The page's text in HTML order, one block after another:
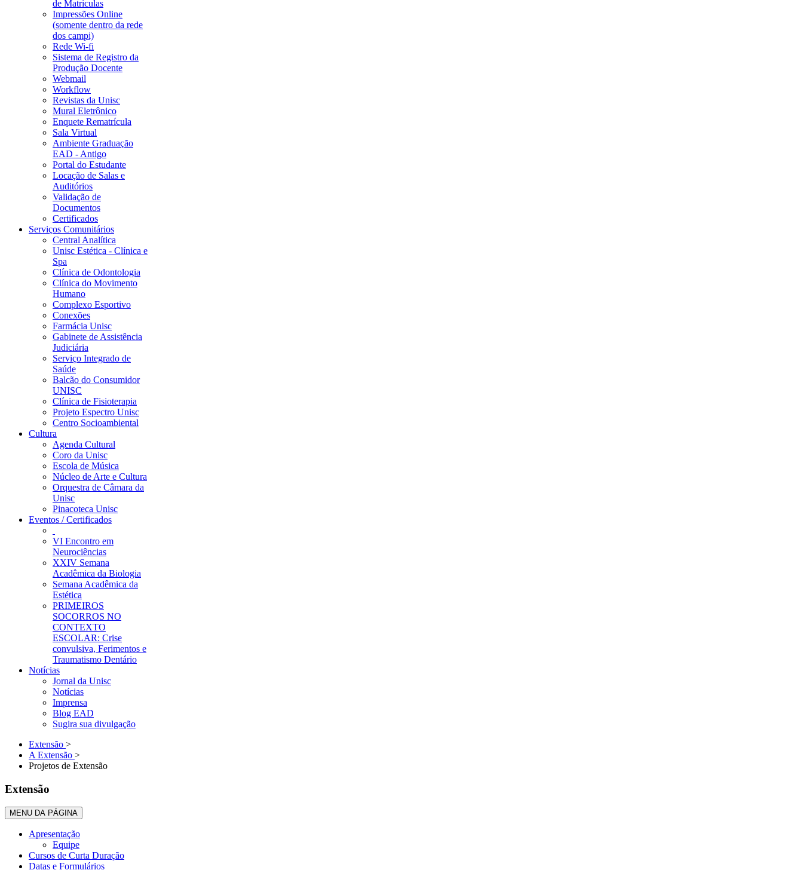
de Matriculas
Impressões Online
(somente dentro da rede
dos campi)
Rede Wi-fi
Sistema de Registro da
Produção Docente
Webmail
Workflow
Revistas da Unisc
Mural Eletrônico
Enquete Rematrícula
Sala Virtual
Ambiente Graduação
EAD - Antigo
Portal do Estudante
Locação de Salas e
Auditórios
Validação de
Documentos
Certificados
Serviços Comunitários
Central Analítica
Unisc Estética - Clínica e
Spa
Clínica de Odontologia
Clínica do Movimento
Humano
Complexo Esportivo
Conexões
Farmácia Unisc
Gabinete de Assistência
Judiciária
Serviço Integrado de
Saúde
Balcão do Consumidor
UNISC
Clínica de Fisioterapia
Projeto Espectro Unisc
Centro Socioambiental
Cultura
Agenda Cultural
Coro da Unisc
Escola de Música
Núcleo de Arte e Cultura
Orquestra de Câmara da
Unisc
Pinacoteca Unisc
Eventos / Certificados
VI Encontro em
Neurociências
XXIV Semana
Acadêmica da Biologia
Semana Acadêmica da
Estética
PRIMEIROS
SOCORROS NO
CONTEXTO
ESCOLAR: Crise
convulsiva, Ferimentos e
Traumatismo Dentário
Notícias
Jornal da Unisc
Notícias
Imprensa
Blog EAD
Sugira sua divulgação
Extensão >
A Extensão >
Projetos de Extensão
Extensão
MENU DA PÁGINA
Apresentação
Equipe
Cursos de Curta Duração
Datas e Formulários